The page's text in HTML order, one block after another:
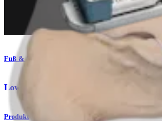
Fuß & Sprunggelenk
Low Profile MTP-Platten und -Schrauben
Produkt